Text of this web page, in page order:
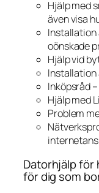
Hjälp med
även visa
Installation
oönskade
Hjälp vid
Installation
Inköpsråd
Hjälp med
Problem
Datorhjälp för
för dig som